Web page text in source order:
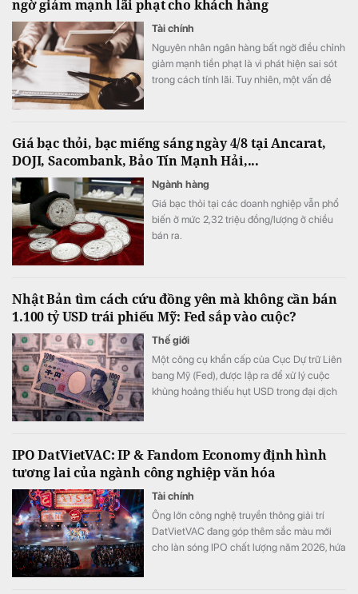
ngờ giảm mạnh lãi phạt cho khách hàng
Tài chính
Nguyên nhân ngân hàng bất ngờ điều chỉnh
giảm mạnh tiền phạt là vì phát hiện sai sót
trong cách tính lãi. Tuy nhiên, một vấn đề
giấy.
Giá bạc thỏi, bạc miếng sáng ngày 4/8 tại Ancarat,
DOJI, Sacombank, Bảo Tín Mạnh Hải,...
Ngành hàng
Giá bạc thỏi tại các doanh nghiệp vẫn phổ
biến ở mức 2,32 triệu đồng/lượng ở chiều
bán ra.
Nhật Bản tìm cách cứu đồng yên mà không cần bán
1.100 tỷ USD trái phiếu Mỹ: Fed sắp vào cuộc?
Thế giới
Một công cụ khẩn cấp của Cục Dự trữ Liên
bang Mỹ (Fed), được lập ra để xử lý cuộc
khủng hoảng thiếu hụt USD trong đại dịch
IPO DatVietVAC: IP & Fandom Economy định hình
tương lai của ngành công nghiệp văn hóa
Tài chính
Ông lớn công nghệ truyền thông giải trí
DatVietVAC đang góp thêm sắc màu mới
cho làn sóng IPO chất lượng năm 2026, hứa